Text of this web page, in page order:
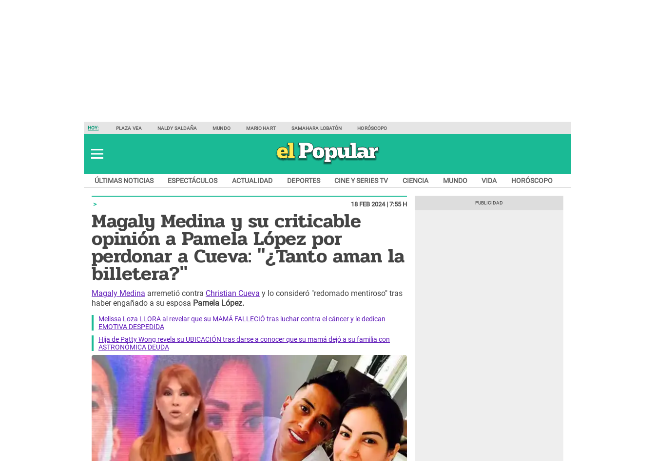
HOY: PLAZA VEA NALDY SALDAÑA MUNDO MARIO HART SAMAHARA LOBATÓN HORÓSCOPO
ÚLTIMAS NOTICIAS ESPECTÁCULOS ACTUALIDAD DEPORTES CINE Y SERIES TV CIENCIA MUNDO VIDA HORÓSCOPO
18 FEB 2024 | 7:55 H
Magaly Medina y su criticable
opinión a Pamela López por
perdonar a Cueva: "¿Tanto aman la
billetera?"
Magaly Medina arremetió contra Christian Cueva y lo consideró "redomado mentiroso" tras
haber engañado a su esposa Pamela López.
Melissa Loza LLORA al revelar que su MAMÁ FALLECIÓ tras luchar contra el cáncer y le dedican
EMOTIVA DESPEDIDA
Hija de Patty Wong revela su UBICACIÓN tras darse a conocer que su mamá dejó a su familia con
ASTRONÓMICA DEUDA